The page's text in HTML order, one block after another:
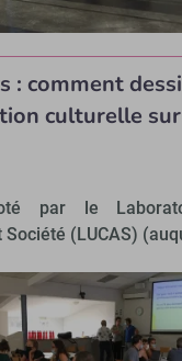
: comment
culturelle
par le
(LUCAS)